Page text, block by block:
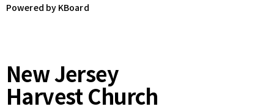
Powered by KBoard
New Jersey
Harvest Church